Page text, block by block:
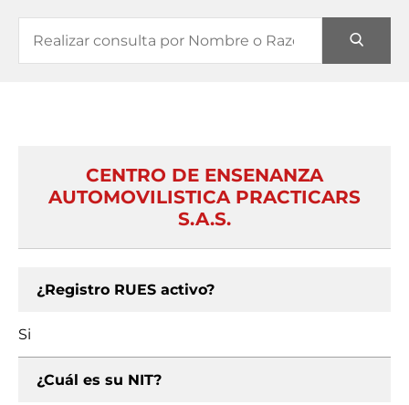
CENTRO DE ENSENANZA
AUTOMOVILISTICA PRACTICARS
S.A.S.
¿Registro RUES activo?
Si
¿Cuál es su NIT?